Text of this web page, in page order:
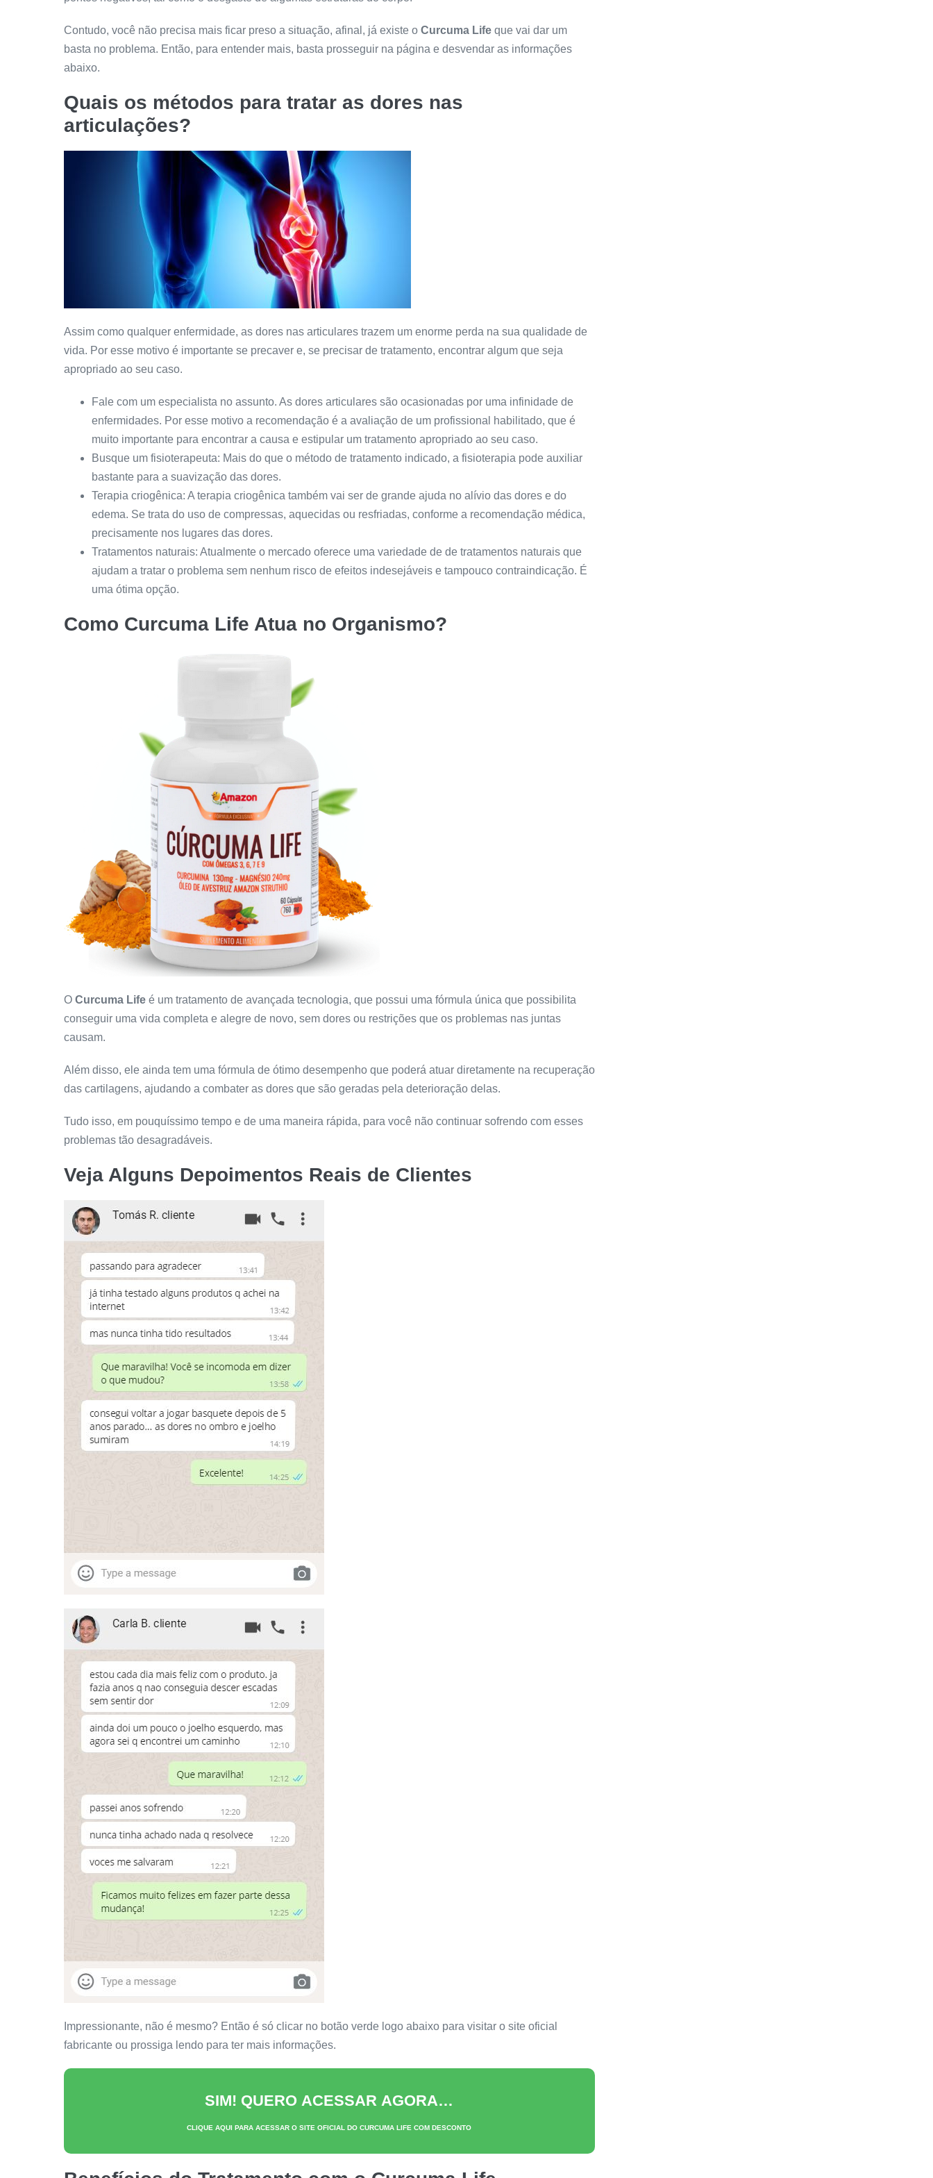
Contudo, você não precisa mais ficar preso a situação, afinal, já existe o Curcuma Life que vai dar um
basta no problema. Então, para entender mais, basta prosseguir na página e desvendar as informações
abaixo.
Quais os métodos para tratar as dores nas
articulações?
Assim como qualquer enfermidade, as dores nas articulares trazem um enorme perda na sua qualidade de
vida. Por esse motivo é importante se precaver e, se precisar de tratamento, encontrar algum que seja
apropriado ao seu caso.
Fale com um especialista no assunto. As dores articulares são ocasionadas por uma infinidade de
enfermidades. Por esse motivo a recomendação é a avaliação de um profissional habilitado, que é
muito importante para encontrar a causa e estipular um tratamento apropriado ao seu caso.
Busque um fisioterapeuta: Mais do que o método de tratamento indicado, a fisioterapia pode auxiliar
bastante para a suavização das dores.
Terapia criogênica: A terapia criogênica também vai ser de grande ajuda no alívio das dores e do
edema. Se trata do uso de compressas, aquecidas ou resfriadas, conforme a recomendação médica,
precisamente nos lugares das dores.
Tratamentos naturais: Atualmente o mercado oferece uma variedade de de tratamentos naturais que
ajudam a tratar o problema sem nenhum risco de efeitos indesejáveis e tampouco contraindicação. É
uma ótima opção.
Como Curcuma Life Atua no Organismo?
O Curcuma Life é um tratamento de avançada tecnologia, que possui uma fórmula única que possibilita
conseguir uma vida completa e alegre de novo, sem dores ou restrições que os problemas nas juntas
causam.
Além disso, ele ainda tem uma fórmula de ótimo desempenho que poderá atuar diretamente na recuperação
das cartilagens, ajudando a combater as dores que são geradas pela deterioração delas.
Tudo isso, em pouquíssimo tempo e de uma maneira rápida, para você não continuar sofrendo com esses
problemas tão desagradáveis.
Veja Alguns Depoimentos Reais de Clientes
Impressionante, não é mesmo? Então é só clicar no botão verde logo abaixo para visitar o site oficial
fabricante ou prossiga lendo para ter mais informações.
SIM! QUERO ACESSAR AGORA…
CLIQUE AQUI PARA ACESSAR O SITE OFICIAL DOCURCUMA LIFE COM DESCONTO